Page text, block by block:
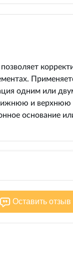
одним или
и верхнюю
основание
Оставить отзыв